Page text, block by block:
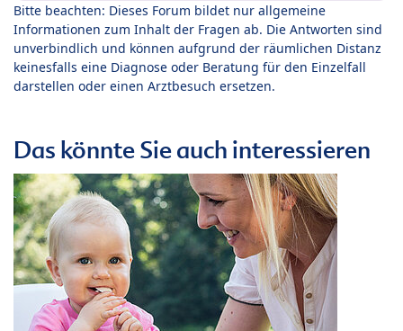
Bitte beachten: Dieses Forum bildet nur allgemeine
Informationen zum Inhalt der Fragen ab. Die Antworten sind
unverbindlich und können aufgrund der räumlichen Distanz
keinesfalls eine Diagnose oder Beratung für den Einzelfall
darstellen oder einen Arztbesuch ersetzen.
Das könnte Sie auch interessieren